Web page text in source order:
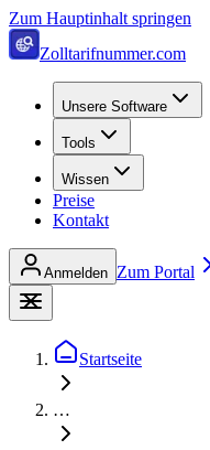
Zum Hauptinhalt springen
Zolltarifnummer.com
Unsere Software
Tools
Wissen
Preise
Kontakt
Anmelden Zum Portal
Startseite
…